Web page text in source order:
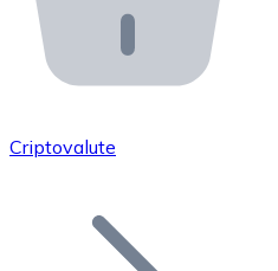
API Bitnovo
Integra la nostra API nel
Unisciti alla nostra rete
Aggiungi il token del
Criptovalute